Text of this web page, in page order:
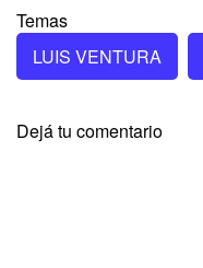
Temas
LUIS VENTURA
Dejá tu comentario